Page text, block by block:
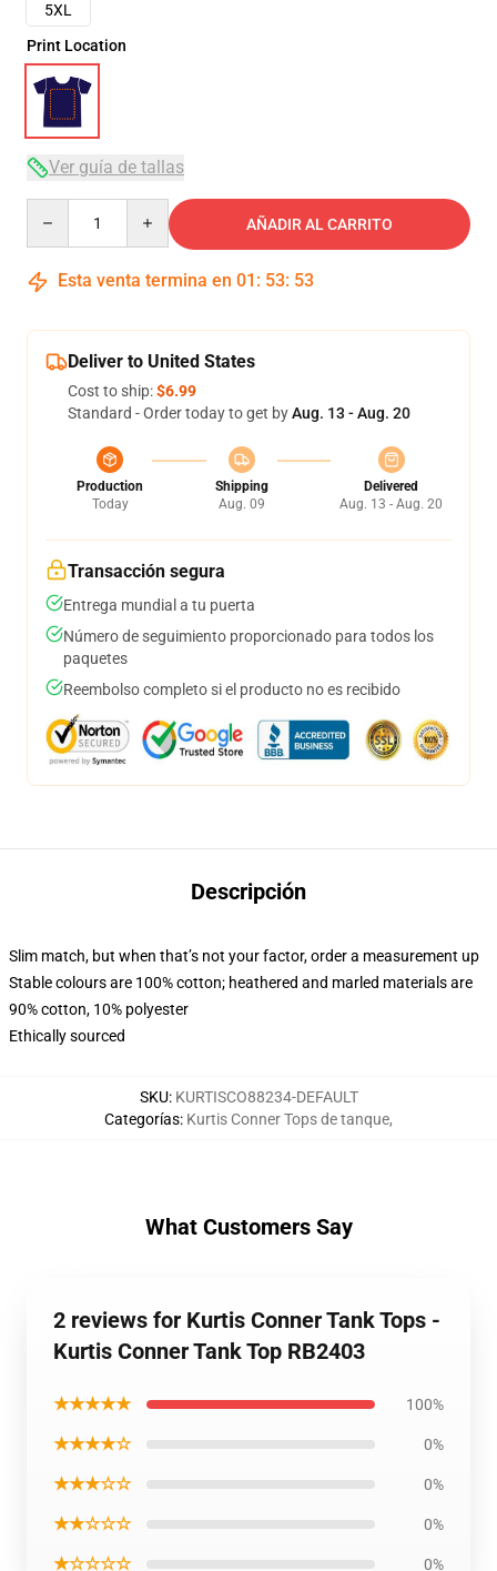
5XL
Print Location
Ver guía de tallas
AÑADIR AL CARRITO
Esta venta termina en 01 : 53: 52
Deliver to United States
Cost to ship:$6.99
Standard - Order today to get byAug. 13 - Aug. 20
Production
Today
Shipping
Aug. 09
Delivered
Aug. 13 - Aug. 20
Transacción segura
Entrega mundial a tu puerta
Número de seguimiento proporcionado para todos los
paquetes
Reembolso completo si el producto no es recibido
Descripción
Slim match, but when that’s not your factor, order a measurement up
Stable colours are 100% cotton; heathered and marled materials are
90% cotton, 10% polyester
Ethically sourced
SKU: KURTISCO88234-DEFAULT
Categorías: Kurtis Conner Tops de tanque,
What Customers Say
2 reviews for Kurtis Conner Tank Tops -
Kurtis Conner Tank Top RB2403
★★★★★ 100%
★★★★☆ 0%
★★★☆☆ 0%
★★☆☆☆ 0%
★☆☆☆☆ 0%